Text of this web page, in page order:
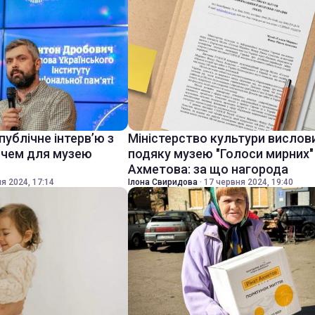
інтерв’ю з
для музею
2024, 17:14
Міністерство культури
подяку музею "Голоси
Ахметова: за що нагорода
Ілона Свиридова · 17 червня 2024, 19:40